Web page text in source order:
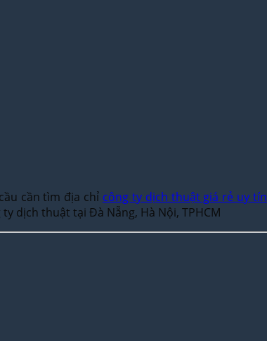
cần tìm địa chỉ công ty dịch thuật giá rẻ uy tín
dịch thuật tại Đà Nẵng, Hà Nội, TPHCM